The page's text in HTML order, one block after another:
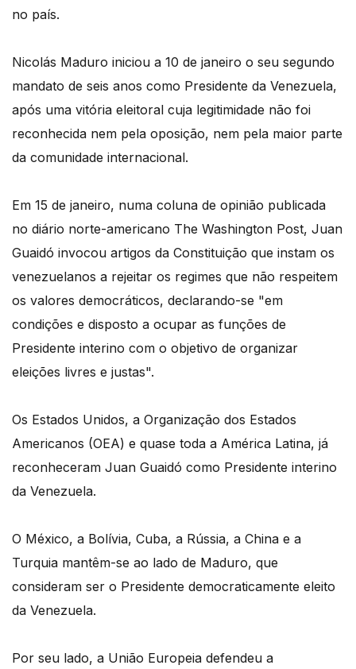
no país.
Nicolás Maduro iniciou a 10 de janeiro o seu segundo
mandato de seis anos como Presidente da Venezuela,
após uma vitória eleitoral cuja legitimidade não foi
reconhecida nem pela oposição, nem pela maior parte
da comunidade internacional.
Em 15 de janeiro, numa coluna de opinião publicada
no diário norte-americano The Washington Post, Juan
Guaidó invocou artigos da Constituição que instam os
venezuelanos a rejeitar os regimes que não respeitem
os valores democráticos, declarando-se "em
condições e disposto a ocupar as funções de
Presidente interino com o objetivo de organizar
eleições livres e justas".
Os Estados Unidos, a Organização dos Estados
Americanos (OEA) e quase toda a América Latina, já
reconheceram Juan Guaidó como Presidente interino
da Venezuela.
O México, a Bolívia, Cuba, a Rússia, a China e a
Turquia mantêm-se ao lado de Maduro, que
consideram ser o Presidente democraticamente eleito
da Venezuela.
Por seu lado, a União Europeia defendeu a